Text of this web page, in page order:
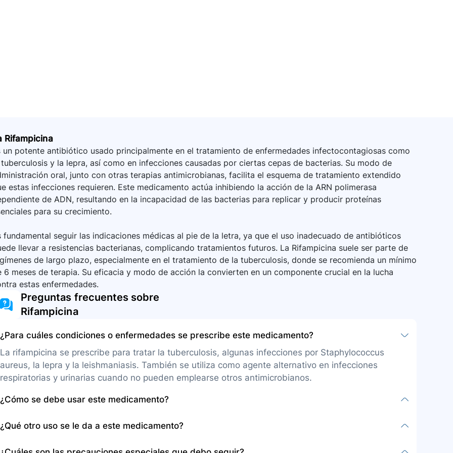
Rifampicina
un potente antibiótico usado principalmente en el tratamiento de enfermedades infectocontagiosas como
y la lepra, así como en infecciones causadas por ciertas cepas de bacterias. Su modo de
oral, junto con otras terapias antimicrobianas, facilita el esquema de tratamiento extendido
estas infecciones requieren. Este medicamento actúa inhibiendo la acción de la ARN polimerasa
de ADN, resultando en la incapacidad de las bacterias para replicar y producir proteínas
para su crecimiento.
fundamental seguir las indicaciones médicas al pie de la letra, ya que el uso inadecuado de antibióticos
llevar a resistencias bacterianas, complicando tratamientos futuros. La Rifampicina suele ser parte de
de largo plazo, especialmente en el tratamiento de la tuberculosis, donde se recomienda un mínimo
6 meses de terapia. Su eficacia y modo de acción la convierten en un componente crucial en la lucha
estas enfermedades.
Preguntas frecuentes sobre
Rifampicina
¿Para cuáles condiciones o enfermedades se prescribe este medicamento?
La rifampicina se prescribe para tratar la tuberculosis, algunas infecciones por Staphylococcus
aureus, la lepra y la leishmaniasis. También se utiliza como agente alternativo en infecciones
respiratorias y urinarias cuando no pueden emplearse otros antimicrobianos.
¿Cómo se debe usar este medicamento?
después de una comida. La dosis y duración del tratamiento varían según la infección. La
¿Qué otro uso se le da a este medicamento?